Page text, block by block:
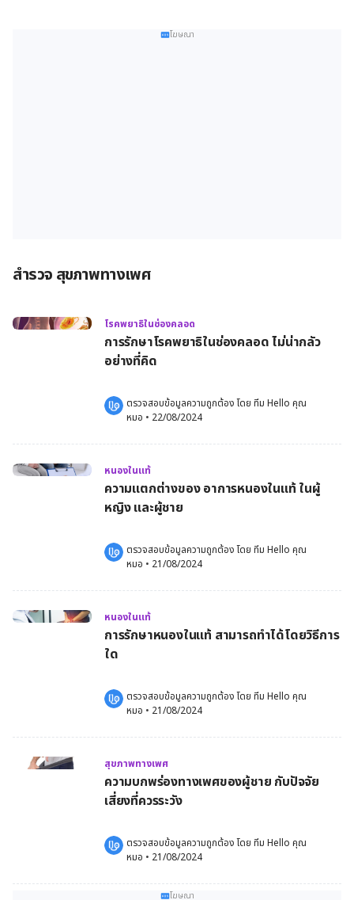
โฆษณา
สำรวจ สุขภาพทางเพศ
โรคพยาธิในช่องคลอด
การรักษาโรคพยาธิในช่องคลอด ไม่น่ากลัว
อย่างที่คิด
ตรวจสอบข้อมูลความถูกต้อง โดย ทีม Hello คุณ
หมอ • 22/08/2024
หนองในแท้
ความแตกต่างของ อาการหนองในแท้ ในผู้
หญิง และผู้ชาย
ตรวจสอบข้อมูลความถูกต้อง โดย ทีม Hello คุณ
หมอ • 21/08/2024
หนองในแท้
การรักษาหนองในแท้ สามารถทำได้โดยวิธีการ
ใด
ตรวจสอบข้อมูลความถูกต้อง โดย ทีม Hello คุณ
หมอ • 21/08/2024
สุขภาพทางเพศ
ความบกพร่องทางเพศของผู้ชาย กับปัจจัย
เสี่ยงที่ควรระวัง
ตรวจสอบข้อมูลความถูกต้อง โดย ทีม Hello คุณ
หมอ • 21/08/2024
โฆษณา